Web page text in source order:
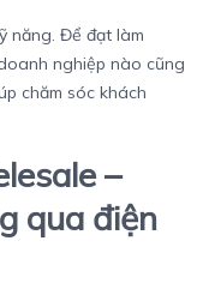
năng. Để đạt làm
nghiệp nào cũng
chăm sóc khách
–
qua điện